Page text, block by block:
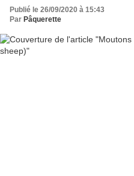
Publié le 26/09/2020 à 15:43
Par Pâquerette